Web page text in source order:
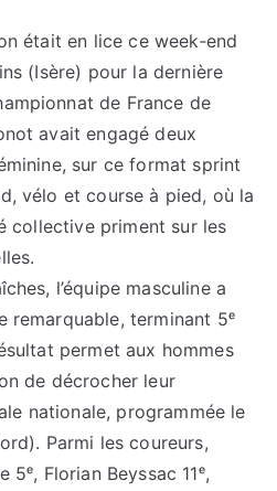
était en lice ce week‑end
(Isère) pour la dernière
de France de
avait engagé deux
sur ce format sprint
vélo et course à pied, où la
collective priment sur les
l’équipe masculine a
remarquable, terminant 5ᵉ
permet aux hommes
de décrocher leur
nationale, programmée le
Parmi les coureurs,
Florian Beyssac 11ᵉ,